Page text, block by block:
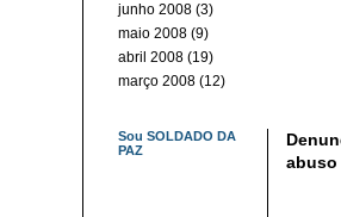
junho 2008 (3)
maio 2008 (9)
abril 2008 (19)
março 2008 (12)
Sou SOLDADO DA
PAZ
abuso